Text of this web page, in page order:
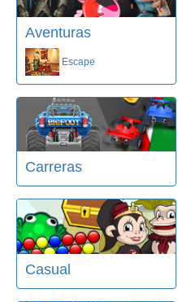
Aventuras
Escape
Carreras
Casual